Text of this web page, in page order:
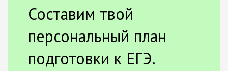
Составим твой
персональный план
подготовки к ЕГЭ.